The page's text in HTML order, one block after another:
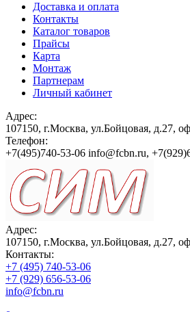
Доставка и оплата
Контакты
Каталог товаров
Прайсы
Карта
Монтаж
Партнерам
Личный кабинет
Адрес:
107150, г.Москва, ул.Бойцовая, д.27,
Телефон:
+7(495)740-53-06 info@fcbn.ru,
Адрес:
107150, г.Москва, ул.Бойцовая, д.27,
Контакты:
+7 (495) 740-53-06
+7 (929) 656-53-06
info@fcbn.ru